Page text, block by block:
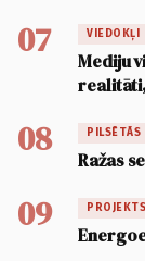
07 VIEDOKĻI
Mediju
08 PILSĒTĀS
Ražas
09 PROJEKTS